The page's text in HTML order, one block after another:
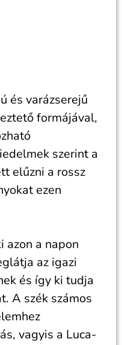
és varázserejű
formájával,
szerint a
elűzni a rossz
ezen
azon a napon
az igazi
és így ki tudja
A szék számos
vagyis a Luca-